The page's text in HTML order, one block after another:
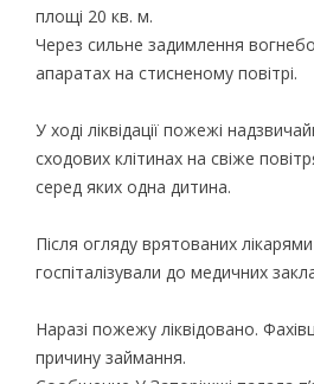
площі 20 кв. м.
Через сильне задимлення
апаратах на стисненому повітрі.
У ході ліквідації пожежі
сходових клітинах на свіже
серед яких одна дитина.
Після огляду врятованих
госпіталізували до медичних
Наразі пожежу ліквідовано.
причину займання.